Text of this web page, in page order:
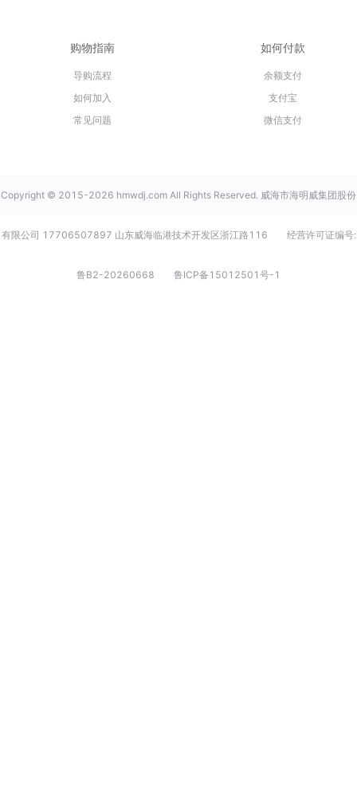
购物指南
导购流程
如何加入
常见问题
如何付款
余额支付
支付宝
微信支付
Copyright © 2015-2026 hmwdj.com All Rights Reserved. 威海市海明威集团股份
有限公司 17706507897 山东威海临港技术开发区浙江路116 经营许可证编号:
鲁B2-20260668 鲁ICP备15012501号-1